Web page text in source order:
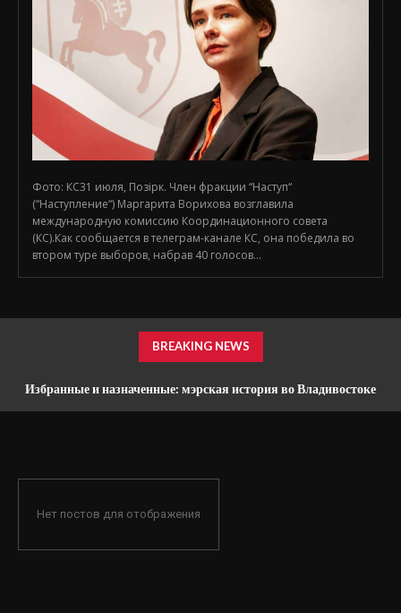
Фото: КС31 июля, Позірк. Член фракции “Наступ“
(“Наступление“) Маргарита Ворихова возглавила
международную комиссию Координационного совета
(КС).Как сообщается в телеграм-канале КС, она победила во
втором туре выборов, набрав 40 голосов...
BREAKING NEWS
Избранные и назначенные: мэрская история во Владивостоке
Нет постов для отображения